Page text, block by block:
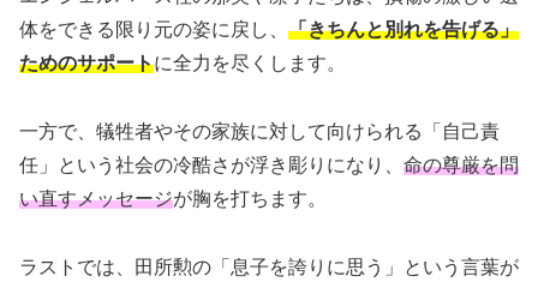
体をできる限り元の姿に戻し、 「きちんと別れを告げる」
ためのサポートに全力を尽くします。
一方で、犠牲者やその家族に対して向けられる「自己責
任」という社会の冷酷さが浮き彫りになり、 命の尊厳を問
い直すメッセージが胸を打ちます。
ラストでは、田所勲の「息子を誇りに思う」という言葉が